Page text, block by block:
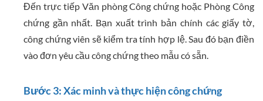
Đến trực tiếp Văn phòng Công chứng hoặc Phòng Công
chứng gần nhất. Bạn xuất trình bản chính các giấy tờ,
công chứng viên sẽ kiểm tra tính hợp lệ. Sau đó bạn điền
vào đơn yêu cầu công chứng theo mẫu có sẵn.
Bước 3: Xác minh và thực hiện công chứng